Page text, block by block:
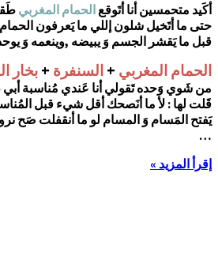
أكَيد متحمسين أنا أتَوقع الحمام المغربي
حتى ما أتَخيل شلون إللي ما يَعرفون
قبل ما يَقشر الجسم وَ يبيضه ,وينعمه وَ
الحمام المغربي + السنفرة + بخار
من شَوي وَحده تَقولي أنا عَندي مُناسبة أبي
قَلت لها : لأ ما أنَصحك أقل شيء قبل
يَفتح المَسام وَ المسام لو ما أنقفلت صَح
…
إقرأ المزيد »